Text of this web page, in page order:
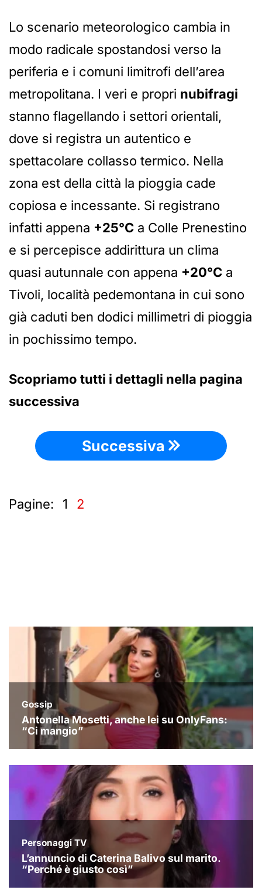
Lo scenario meteorologico cambia in
modo radicale spostandosi verso la
periferia e i comuni limitrofi dell’area
metropolitana. I veri e propri nubifragi
stanno flagellando i settori orientali,
dove si registra un autentico e
spettacolare collasso termico. Nella
zona est della città la pioggia cade
copiosa e incessante. Si registrano
infatti appena +25°C a Colle Prenestino
e si percepisce addirittura un clima
quasi autunnale con appena +20°C a
Tivoli, località pedemontana in cui sono
già caduti ben dodici millimetri di pioggia
in pochissimo tempo.
Scopriamo tutti i dettagli nella pagina
successiva
Successiva
Pagine: 1 2